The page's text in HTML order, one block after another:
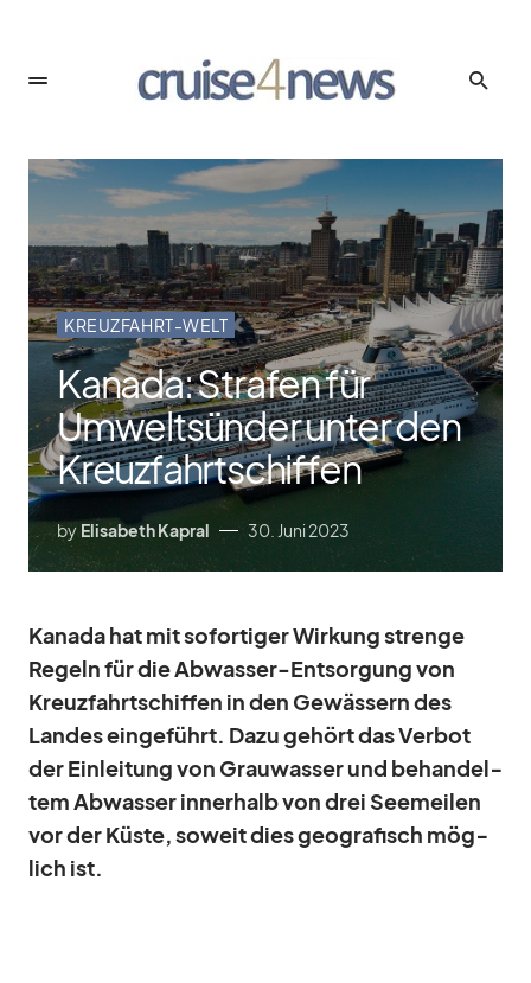
KREUZFAHRT-WELT
Kanada: Strafen für
Umweltsünder unter den
Kreuzfahrtschiffen
by Elisabeth Kapral 30. Juni 2023
Ka­nada hat mit so­for­ti­ger Wir­kung strenge
Re­geln für die Ab­was­ser-Ent­sor­gung von
Kreuz­fahrt­schif­fen in den Ge­wäs­sern des
Lan­des ein­ge­führt. Dazu ge­hört das Ver­bot
der Ein­lei­tung von Grau­was­ser und be­han­del­
tem Ab­was­ser in­ner­halb von drei See­mei­len
vor der Küste, so­weit dies geo­gra­fisch mög­
lich ist.